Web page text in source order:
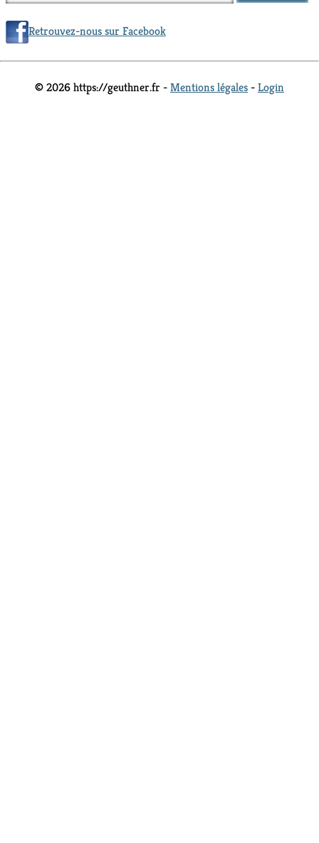
Retrouvez-nous sur Facebook
© 2026 https://geuthner.fr -Mentions légales -Login